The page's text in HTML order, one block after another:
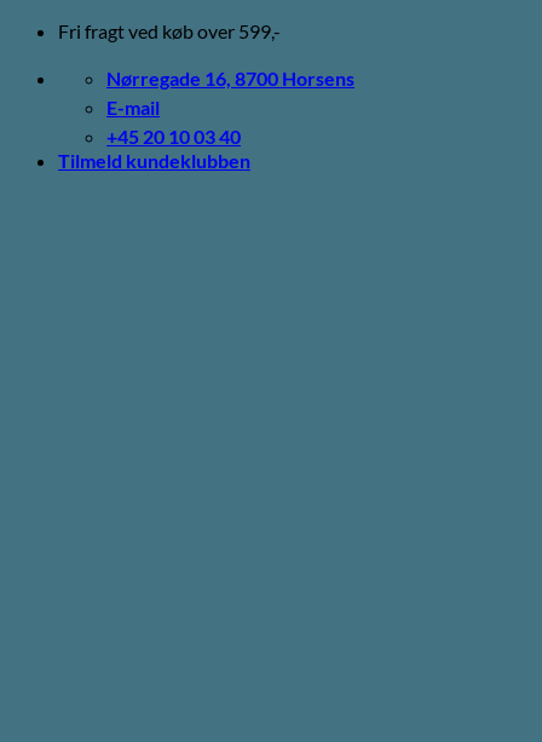
Fortsæt
indhold
Fri fragt ved køb over 599,-
Nørregade 16, 8700 Horsens
E-mail
+45 20 10 03 40
Tilmeld kundeklubben